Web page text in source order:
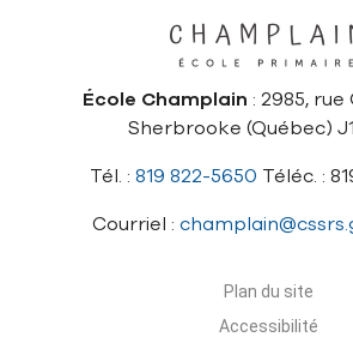
École Champlain : 2985,
Sherbrooke (Québec)
Tél. : 819 822-5650 Téléc. :
Courriel :
Plan du site
Accessibilité